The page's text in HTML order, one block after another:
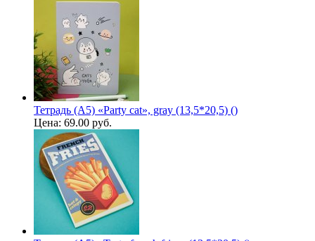
Тетрадь (A5) «Party cat», gray (13,5*20,5) ()
Цена: 69.00 руб.